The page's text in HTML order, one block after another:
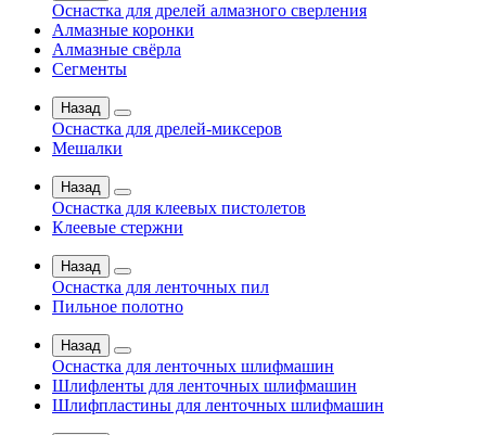
Оснастка для дрелей алмазного сверления
Алмазные коронки
Алмазные свёрла
Сегменты
Назад
Оснастка для дрелей-миксеров
Мешалки
Назад
Оснастка для клеевых пистолетов
Клеевые стержни
Назад
Оснастка для ленточных пил
Пильное полотно
Назад
Оснастка для ленточных шлифмашин
Шлифленты для ленточных шлифмашин
Шлифпластины для ленточных шлифмашин